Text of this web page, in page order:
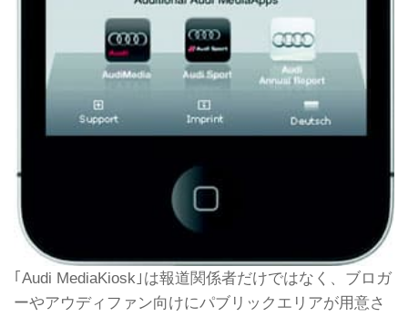
｢Audi MediaKiosk｣は報道関係者だけではなく、ブロガ
ーやアウディファン向けにパブリックエリアが用意さ